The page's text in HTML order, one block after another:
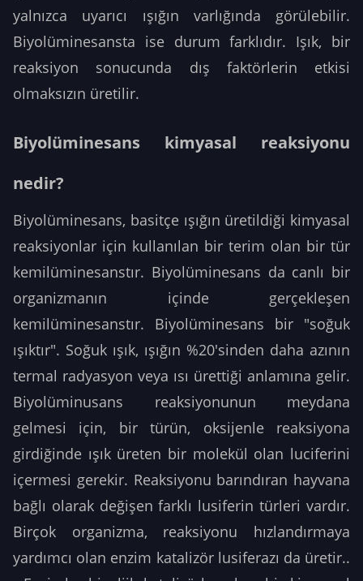
yalnızca uyarıcı ışığın varlığında görülebilir.
Biyolüminesansta ise durum farklıdır. Işık, bir
reaksiyon sonucunda dış faktörlerin etkisi
olmaksızın üretilir.
Biyolüminesans kimyasal reaksiyonu
nedir?
Biyolüminesans, basitçe ışığın üretildiği kimyasal
reaksiyonlar için kullanılan bir terim olan bir tür
kemilüminesanstır. Biyolüminesans da canlı bir
organizmanın içinde gerçekleşen
kemilüminesanstır. Biyolüminesans bir "soğuk
ışıktır". Soğuk ışık, ışığın %20'sinden daha azının
termal radyasyon veya ısı ürettiği anlamına gelir.
Biyolüminusans reaksiyonunun meydana
gelmesi için, bir türün, oksijenle reaksiyona
girdiğinde ışık üreten bir molekül olan luciferini
içermesi gerekir. Reaksiyonu barındıran hayvana
bağlı olarak değişen farklı lusiferin türleri vardır.
Birçok organizma, reaksiyonu hızlandırmaya
yardımcı olan enzim katalizör lusiferazı da üretir..